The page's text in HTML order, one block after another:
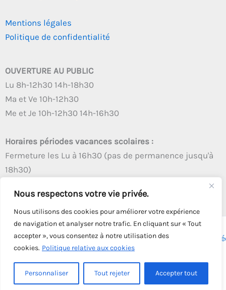
Nous respectons votre vie privée.
Nous utilisons des cookies pour améliorer votre expérience
de navigation et analyser notre trafic. En cliquant sur « Tout
accepter », vous consentez à notre utilisation des
cookies. Politique relative aux cookies
Personnaliser Tout rejeter Accepter tout
Mentions légales
Politique de confidentialité
OUVERTURE AU PUBLIC
Lu 8h-12h30 14h-18h30
Ma et Ve 10h-12h30
Me et Je 10h-12h30 14h-16h30
Horaires périodes vacances scolaires :
Fermeture les Lu à 16h30 (pas de permanence jusqu'à
18h30)
Copyright © 2026 - Tous droits réservés - | Webmaster
Solution